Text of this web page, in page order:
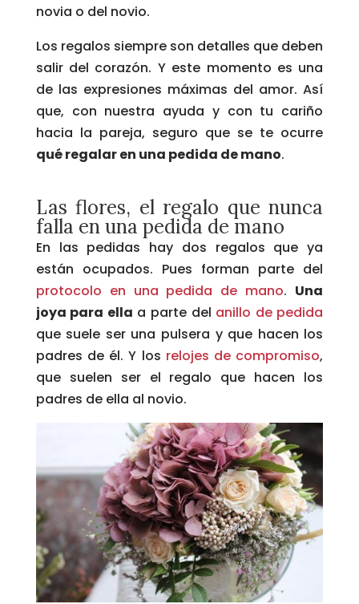
novia o del novio.
Los regalos siempre son detalles que deben
salir del corazón. Y este momento es una
de las expresiones máximas del amor. Así
que, con nuestra ayuda y con tu cariño
hacia la pareja, seguro que se te ocurre
qué regalar en una pedida de mano.
Las flores, el regalo que nunca
falla en una pedida de mano
En las pedidas hay dos regalos que ya
están ocupados. Pues forman parte del
protocolo en una pedida de mano. Una
joya para ella a parte del anillo de pedida
que suele ser una pulsera y que hacen los
padres de él. Y los relojes de compromiso,
que suelen ser el regalo que hacen los
padres de ella al novio.